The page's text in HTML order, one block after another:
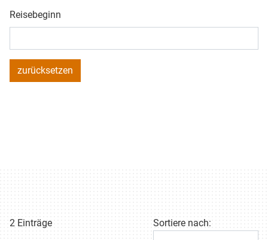
Reisebeginn
zurücksetzen
2 Einträge Sortiere nach: